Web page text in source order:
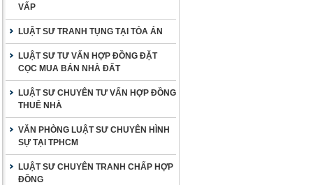
VẤP
LUẬT SƯ TRANH TỤNG TẠI TÒA ÁN
LUẬT SƯ TƯ VẤN HỢP ĐỒNG ĐẶT
CỌC MUA BÁN NHÀ ĐẤT
LUẬT SƯ CHUYÊN TƯ VẤN HỢP ĐỒNG
THUÊ NHÀ
VĂN PHÒNG LUẬT SƯ CHUYÊN HÌNH
SỰ TẠI TPHCM
LUẬT SƯ CHUYÊN TRANH CHẤP HỢP
ĐỒNG